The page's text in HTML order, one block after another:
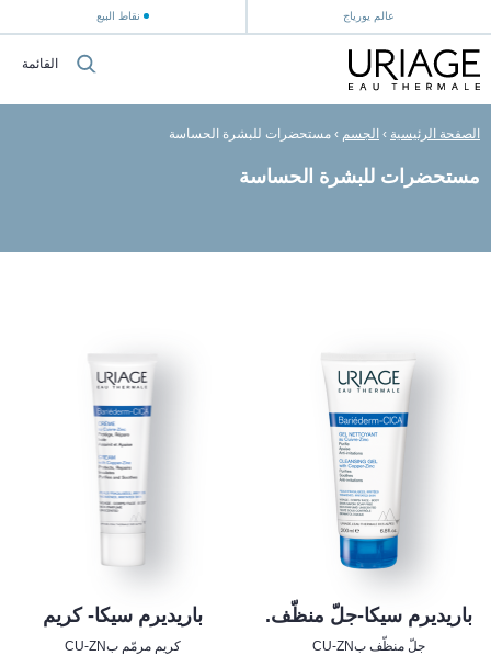
عالم يورياج نقاط البيع
القائمة
الصفحة الرئيسية › الجسم › مستحضرات للبشرة الحساسة
مستحضرات للبشرة الحساسة
باريديرم سيكا-جلّ منظّف.
جلّ منظّف بCU-ZN
باريديرم سيكا- كريم
كريم مرمّم بCU-ZN